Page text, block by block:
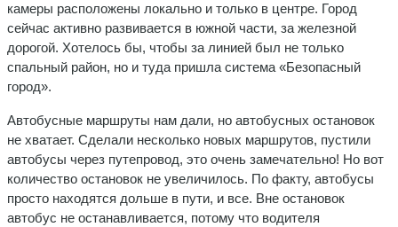
камеры расположены локально и только в центре. Город
сейчас активно развивается в южной части, за железной
дорогой. Хотелось бы, чтобы за линией был не только
спальный район, но и туда пришла система «Безопасный
город».
Автобусные маршруты нам дали, но автобусных остановок
не хватает. Сделали несколько новых маршрутов, пустили
автобусы через путепровод, это очень замечательно! Но вот
количество остановок не увеличилось. По факту, автобусы
просто находятся дольше в пути, и все. Вне остановок
автобус не останавливается, потому что водителя